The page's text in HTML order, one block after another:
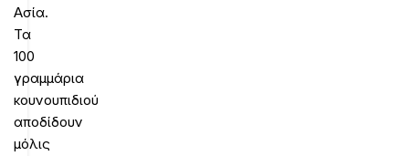
Ασία.
Τα
100
γραμμάρια
κουνουπιδιού
αποδίδουν
μόλις